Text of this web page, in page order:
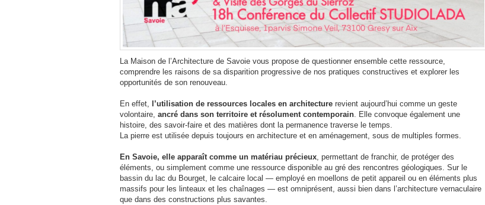
La Maison de l’Architecture de Savoie vous propose de questionner ensemble cette ressource,
comprendre les raisons de sa disparition progressive de nos pratiques constructives et explorer les
opportunités de son renouveau.
En effet, l’utilisation de ressources locales en architecture revient aujourd’hui comme un geste
volontaire, ancré dans son territoire et résolument contemporain . Elle convoque également une
histoire, des savoir-faire et des matières dont la permanence traverse le temps.
La pierre est utilisée depuis toujours en architecture et en aménagement, sous de multiples formes.
En Savoie, elle apparaît comme un matériau précieux , permettant de franchir, de protéger des
éléments, ou simplement comme une ressource disponible au gré des rencontres géologiques. Sur le
bassin du lac du Bourget, le calcaire local — employé en moellons de petit appareil ou en éléments plus
massifs pour les linteaux et les chaînages — est omniprésent, aussi bien dans l’architecture vernaculaire
que dans des constructions plus savantes.